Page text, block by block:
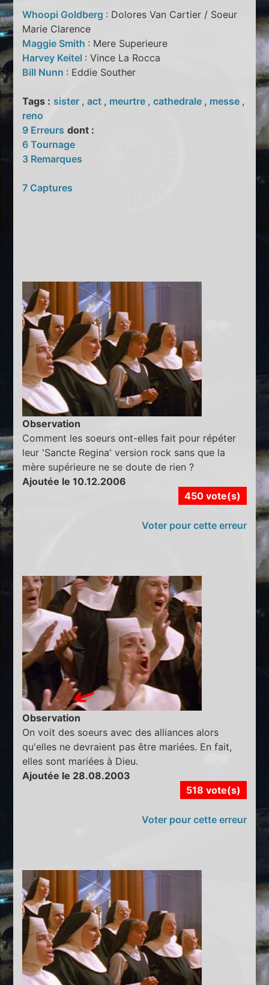
Whoopi Goldberg : Dolores Van Cartier / Soeur
Marie Clarence
Maggie Smith : Mere Superieure
Harvey Keitel : Vince La Rocca
Bill Nunn : Eddie Souther
Tags : sister ,act , meurtre ,cathedrale , messe ,
reno
9 Erreurs dont :
6 Tournage
3 Remarques
7 Captures
Observation
Comment les soeurs ont-elles fait pour répéter
leur 'Sancte Regina' version rock sans que la
mère supérieure ne se doute de rien ?
Ajoutée le 10.12.2006
450 vote(s)
Voter pour cette erreur
Observation
On voit des soeurs avec des alliances alors
qu'elles ne devraient pas être mariées. En fait,
elles sont mariées à Dieu.
Ajoutée le 28.08.2003
518 vote(s)
Voter pour cette erreur